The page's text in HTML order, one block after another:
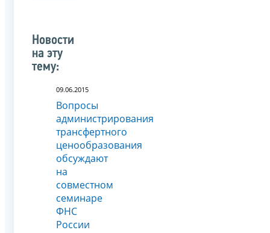
Новости
на эту
тему:
09.06.2015
Вопросы
администрирования
трансфертного
ценообразования
обсуждают
на
совместном
семинаре
ФНС
России